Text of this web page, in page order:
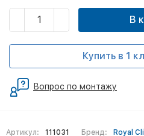
Артикул: 111031 Бренд:
Royal
В
Купить в 1
Вопрос по монтажу